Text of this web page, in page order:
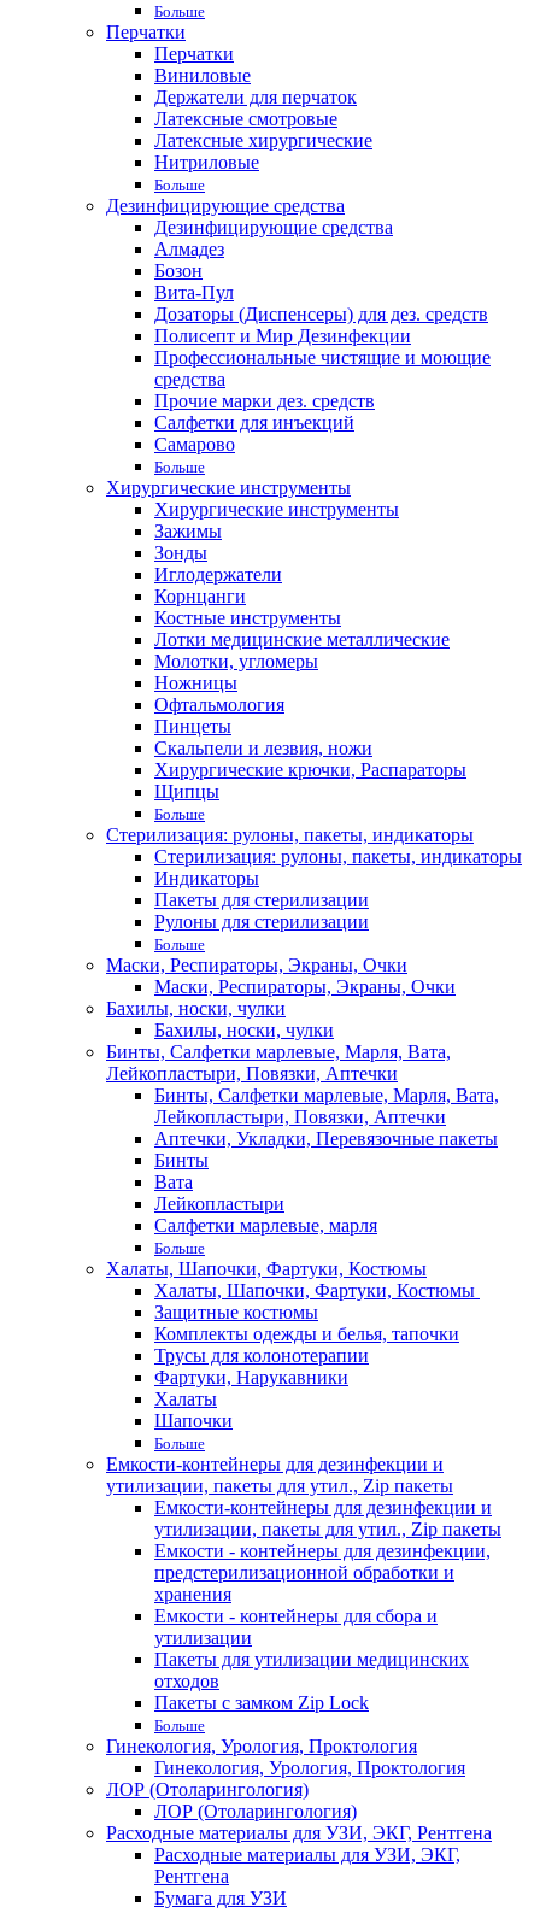
Больше
Перчатки
Перчатки
Виниловые
Держатели для перчаток
Латексные смотровые
Латексные хирургические
Нитриловые
Больше
Дезинфицирующие средства
Дезинфицирующие средства
Алмадез
Бозон
Вита-Пул
Дозаторы (Диспенсеры) для дез. средств
Полисепт и Мир Дезинфекции
Профессиональные чистящие и моющие
средства
Прочие марки дез. средств
Салфетки для инъекций
Самарово
Больше
Хирургические инструменты
Хирургические инструменты
Зажимы
Зонды
Иглодержатели
Корнцанги
Костные инструменты
Лотки медицинские металлические
Молотки, угломеры
Ножницы
Офтальмология
Пинцеты
Скальпели и лезвия, ножи
Хирургические крючки, Распараторы
Щипцы
Больше
Стерилизация: рулоны, пакеты, индикаторы
Стерилизация: рулоны, пакеты, индикаторы
Индикаторы
Пакеты для стерилизации
Рулоны для стерилизации
Больше
Маски, Респираторы, Экраны, Очки
Маски, Респираторы, Экраны, Очки
Бахилы, носки, чулки
Бахилы, носки, чулки
Бинты, Салфетки марлевые, Марля, Вата,
Лейкопластыри, Повязки, Аптечки
Бинты, Салфетки марлевые, Марля, Вата,
Лейкопластыри, Повязки, Аптечки
Аптечки, Укладки, Перевязочные пакеты
Бинты
Вата
Лейкопластыри
Салфетки марлевые, марля
Больше
Халаты, Шапочки, Фартуки, Костюмы
Халаты, Шапочки, Фартуки, Костюмы
Защитные костюмы
Комплекты одежды и белья, тапочки
Трусы для колонотерапии
Фартуки, Нарукавники
Халаты
Шапочки
Больше
Емкости-контейнеры для дезинфекции и
утилизации, пакеты для утил., Zip пакеты
Емкости-контейнеры для дезинфекции и
утилизации, пакеты для утил., Zip пакеты
Емкости - контейнеры для дезинфекции,
предстерилизационной обработки и
хранения
Емкости - контейнеры для сбора и
утилизации
Пакеты для утилизации медицинских
отходов
Пакеты с замком Zip Lock
Больше
Гинекология, Урология, Проктология
Гинекология, Урология, Проктология
ЛОР (Отоларингология)
ЛОР (Отоларингология)
Расходные материалы для УЗИ, ЭКГ, Рентгена
Расходные материалы для УЗИ, ЭКГ,
Рентгена
Бумага для УЗИ